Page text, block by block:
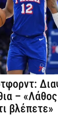
–
βλέπετε»